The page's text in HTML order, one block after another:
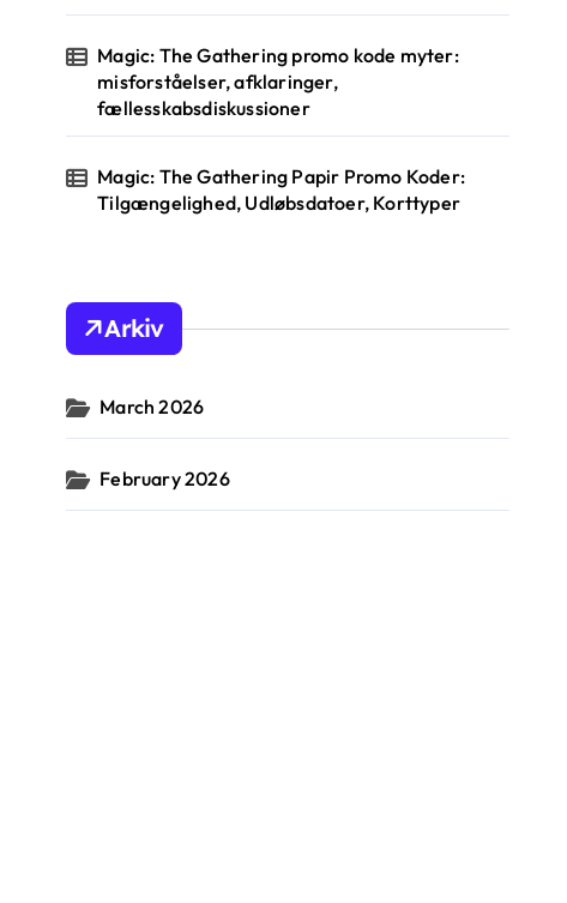
Magic: The Gathering promo kode myter:
misforståelser, afklaringer,
fællesskabsdiskussioner
Magic: The Gathering Papir Promo Koder:
Tilgængelighed, Udløbsdatoer, Korttyper
Arkiv
March 2026
February 2026